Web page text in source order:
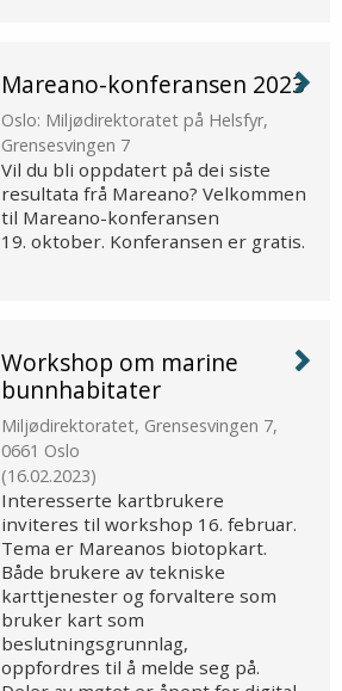
Mareano-konferansen 2023
Oslo: Miljødirektoratet på Helsfyr,
Grensesvingen 7
Vil du bli oppdatert på dei siste
resultata frå Mareano? Velkommen
til Mareano-konferansen
19. oktober. Konferansen er gratis.
Workshop om marine
bunnhabitater
Miljødirektoratet, Grensesvingen 7,
0661 Oslo
(16.02.2023)
Interesserte kartbrukere
inviteres til workshop 16. februar.
Tema er Mareanos biotopkart.
Både brukere av tekniske
karttjenester og forvaltere som
bruker kart som
beslutningsgrunnlag,
oppfordres til å melde seg på.